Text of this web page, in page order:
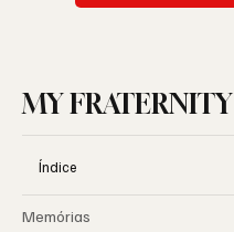
MY FRATERNITY
Índice
Memórias